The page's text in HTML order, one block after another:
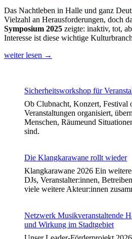
Das Nachtleben in Halle und ganz
Vielzahl an Herausforderungen, doch
Symposium 2025 zeigte: inaktiv, tot,
Interesse ist diese wichtige
weiter lesen →
Sicherheitsworkshop für
Ob Clubnacht, Konzert, Festival
Veranstaltungen organisiert,
Menschen, Räumeund
sind.
Die Klangkarawane rollt wieder
Klangkarawane 2026 Ein
DJs, Veranstalter:innen,
viele weitere Akteur:innen
Netzwerk Musikveranstaltende
und Wirkung im Stadtgebiet